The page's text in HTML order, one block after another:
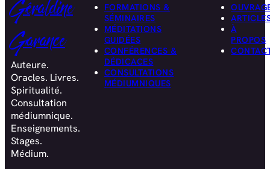
Géraldine
Garance
Auteure.
Oracles. Livres.
Spiritualité.
Consultation
médiumnique.
Enseignements.
Stages.
Médium.
FORMATIONS &
SÉMINAIRES
MÉDITATIONS
GUIDÉES
CONFÉRENCES &
DÉDICACES
CONSULTATIONS
MÉDIUMNIQUES
À
PROPOS